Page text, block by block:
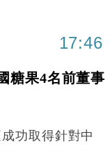
17:46
糖果4名前董事
功取得針對中